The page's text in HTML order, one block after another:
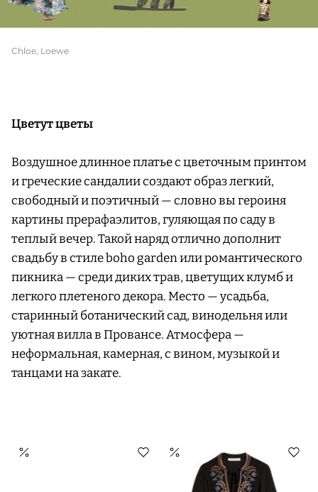
Chloe, Loewe
Цветут цветы
Воздушное длинное платье с цветочным принтом
и греческие сандалии создают образ легкий,
свободный и поэтичный — словно вы героиня
картины прерафаэлитов, гуляющая по саду в
теплый вечер. Такой наряд отлично дополнит
свадьбу в стиле boho garden или романтического
пикника — среди диких трав, цветущих клумб и
легкого плетеного декора. Место — усадьба,
старинный ботанический сад, винодельня или
уютная вилла в Провансе. Атмосфера —
неформальная, камерная, с вином, музыкой и
танцами на закате.